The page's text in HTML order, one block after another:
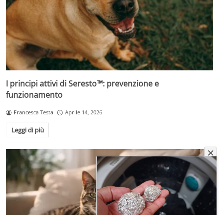
I principi attivi di Seresto™: prevenzione e
funzionamento
Francesca Testa Aprile 14, 2026
Leggi di più